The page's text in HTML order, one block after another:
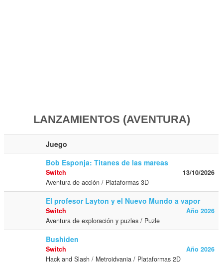
LANZAMIENTOS (AVENTURA)
Juego
Bob Esponja: Titanes de las mareas
13/10/2026
Switch
Aventura de acción / Plataformas 3D
El profesor Layton y el Nuevo Mundo a vapor
Año 2026
Switch
Aventura de exploración y puzles / Puzle
Bushiden
Año 2026
Switch
Hack and Slash / Metroidvania / Plataformas 2D